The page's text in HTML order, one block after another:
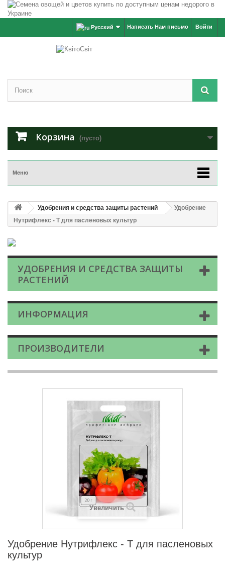
Войти
Написать Нам письмо
Русский
Корзина (пусто)
Меню
Удобрения и средства защиты растений
Удобрение
Нутрифлекс - Т для пасленовых культур
УДОБРЕНИЯ И СРЕДСТВА ЗАЩИТЫ
РАСТЕНИЙ
ИНФОРМАЦИЯ
ПРОИЗВОДИТЕЛИ
Увеличить
Удобрение Нутрифлекс - Т для пасленовых
культур